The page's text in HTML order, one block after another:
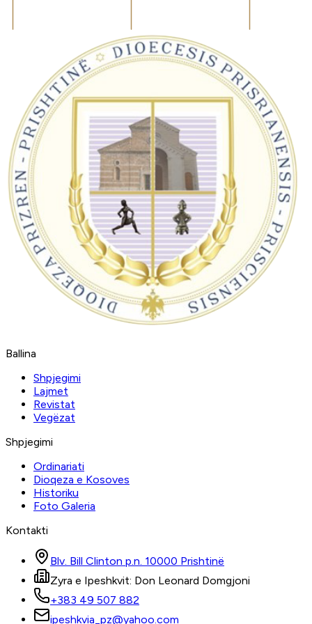
Ballina
Shpjegimi
Lajmet
Revistat
Vegëzat
Shpjegimi
Ordinariati
Dioqeza e Kosoves
Historiku
Foto Galeria
Kontakti
Blv. Bill Clinton p.n. 10000 Prishtinë
Zyra e Ipeshkvit: Don Leonard Domgjoni
+383 49 507 882
ipeshkvia_pz@yahoo.com